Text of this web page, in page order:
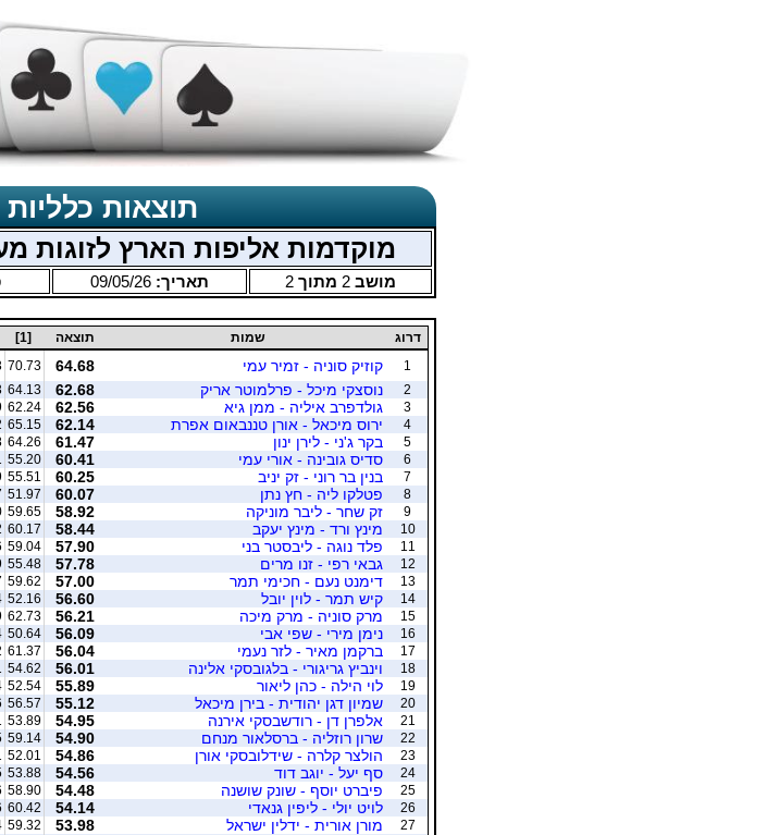
תוצאות
מוקדמות אליפות הארץ לזוגות מעורבים 2026 -
מושב2 מתוך2 תאריך:09/05/26
דרוג שמות תוצאה [1]
1
קוזיק סוניה - זמיר עמי 64.68
70.73
2
נוסצקי מיכל - פרלמוטר אריק 62.68
64.13
3
גולדפרב איליה - ממן גיא 62.56
62.24
4
ירוס מיכאל - אורן טננבאום אפרת 62.14
65.15
5
בקר ג'ני - לירן ינון 61.47
64.26
6
סדיס גובינה - אורי עמי 60.41
55.20
7
בנין בר רוני - זק יניב 60.25
55.51
8
פטלקו ליה - חץ נתן 60.07
51.97
9
זק שחר - ליבר מוניקה 58.92
59.65
10
מינץ ורד - מינץ יעקב 58.44
60.17
11
פלד נוגה - ליבסטר בני 57.90
59.04
12
גבאי רפי - זנו מרים 57.78
55.48
13
דימנט נעם - חכימי תמר 57.00
59.62
14
קיש תמר - לוין יובל 56.60
52.16
15
מרק סוניה - מרק מיכה 56.21
62.73
16
נימן מירי - שפי אבי 56.09
50.64
17
ברקמן מאיר - לזר נעמי 56.04
61.37
18
וינביץ גריגורי - בלגובסקי אלינה 56.01
54.62
19
לוי הילה - כהן ליאור 55.89
52.54
20
שמיון דגן יהודית - בירן מיכאל 55.12
56.57
21
אלפרן דן - רודשבסקי אירנה 54.95
53.89
22
שרון רוזליה - ברסלאור מנחם 54.90
59.14
23
הולצר קלרה - שידלובסקי אורן 54.86
52.01
24
סף יעל - יוגב דוד 54.56
53.88
25
פיברט יוסף - שונק שושנה 54.48
58.90
26
לויט יולי - ליפין גנאדי 54.14
60.42
27
מורן אורית - ידלין ישראל 53.98
59.32